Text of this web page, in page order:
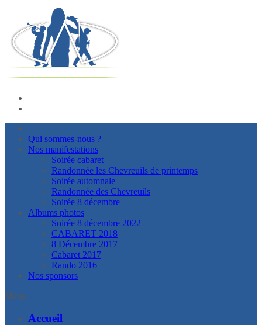
Qui sommes-nous ?
Nos manifestations
Soirée cabaret
Randonnée les Chevreuils de printemps
Soirée automnale
Randonnée des Chevreuils
Soirée 8 décembre
Albums photos
Soirée 8 décembre 2022
CABARET 2018
8 Décembre 2017
Cabaret 2017
Rando 2016
Nos sponsors
Menu
Accueil